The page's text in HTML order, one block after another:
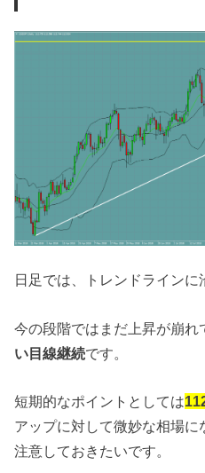
日足では、トレンドラインに
今の段階ではまだ上昇が崩れ
い目線継続です。
短期的なポイントとしては
アップに対して微妙な相場に
注意しておきたいです。